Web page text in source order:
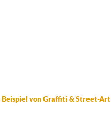
von Graffiti & Street-Art